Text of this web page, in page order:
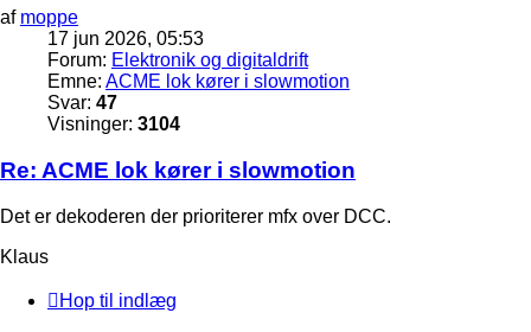
af moppe
17 jun 2026, 05:53
Forum: Elektronik og digitaldrift
Emne: ACME lok kører i slowmotion
Svar: 47
Visninger: 3104
Re: ACME lok kører i slowmotion
Det er dekoderen der prioriterer mfx over DCC.
Klaus
Hop til indlæg